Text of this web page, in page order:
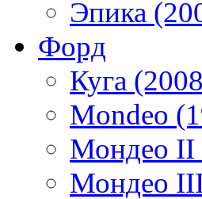
Эпика
Форд
Куга
Mondeo
Мондео II
Мондео